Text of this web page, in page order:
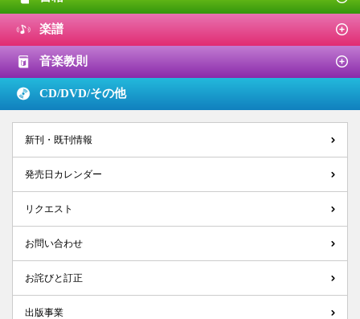
楽譜
音楽教則
CD/DVD/その他
新刊・既刊情報
発売日カレンダー
リクエスト
お問い合わせ
お詫びと訂正
出版事業